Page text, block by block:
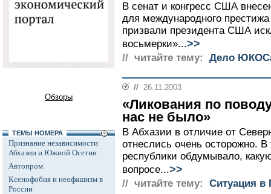
Обзоры
ТЕМЫ НОМЕРА
Признание независимости
Абхазии и Южной Осетии
Автопром
Ксенофобия и неофашизм в
России
В сенат и конгресс США
для международного
призвали президента США
восьмерки»...>>
// читайте тему: Дело
// 26.11.2003
«Ликования по
нас не было»
В Абхазии в отличие от
отнеслись очень осторожно.
республики обдумывало,
вопросе...>>
// читайте тему: Ситуация в